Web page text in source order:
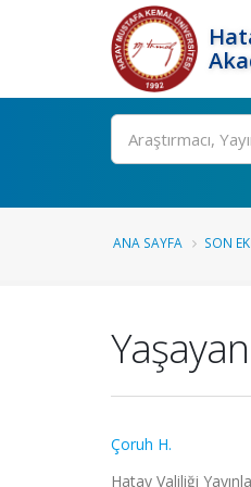
Ara
ANA SAYFA SON
Çoruh H.
Hatay Valiliği